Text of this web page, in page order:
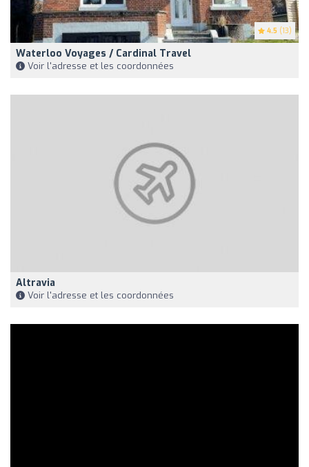
4.5 (13)
Waterloo Voyages / Cardinal Travel
Voir l'adresse et les coordonnées
Altravia
Voir l'adresse et les coordonnées